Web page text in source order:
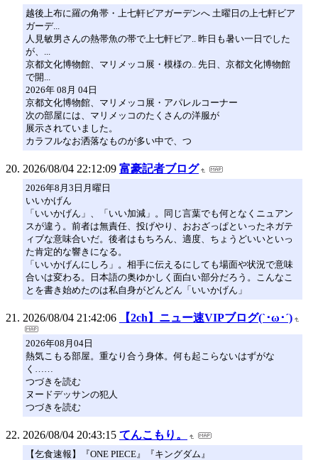
越後上布に羅の角帯・上七軒ビアガーデンへ 土曜日の上七軒ビア
ガーデ...
人見敏男さんの熱帯魚の帯で上七軒ビア.. 昨日も暑い一日でした
が、...
京都文化博物館、マリメッコ展・模様の.. 先日、京都文化博物館
で開...
2026年 08月 04日
京都文化博物館、マリメッコ展・アパレルコーナー
次の部屋には、マリメッコのたくさんの洋服が
展示されていました。
カラフルなお洒落なものが多い中で、つ
2026/08/04 22:12:09 富豪記者ブログ
2026年8月3日月曜日
いいかげん
「いいかげん」、「いい加減」。同じ言葉でも何となくニュアン
スが違う。前者は無責任、投げやり、おおざっぱといったネガテ
ィブな意味合いだ。後者はもちろん、適度、ちょうどいいといっ
た肯定的な響きになる。
「いいかげんにしろ」。相手に伝えるにしても場面や状況で意味
合いは変わる。日本語の奥ゆかしく面白い部分だろう。こんなこ
とを書き始めたのは私自身がどんどん「いいかげん」
2026/08/04 21:42:06 【2ch】ニュー速VIPブログ(`･ω･´)
2026年08月04日
熱気こもる部屋。重なり合う身体。何も起こらないはずがな
く……
つづきを読む
ヌードデッサンの犯人
つづきを読む
2026/08/04 20:43:15 てんこもり。
【乞食速報】『ONE PIECE』『キングダム』